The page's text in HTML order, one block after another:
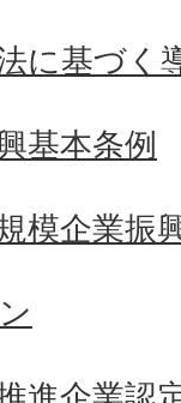
に基づく
基本条例
模企業振